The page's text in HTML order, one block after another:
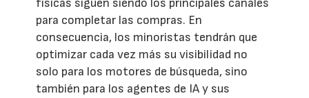
físicas siguen siendo los principales canales
para completar las compras. En
consecuencia, los minoristas tendrán que
optimizar cada vez más su visibilidad no
solo para los motores de búsqueda, sino
también para los agentes de IA y sus